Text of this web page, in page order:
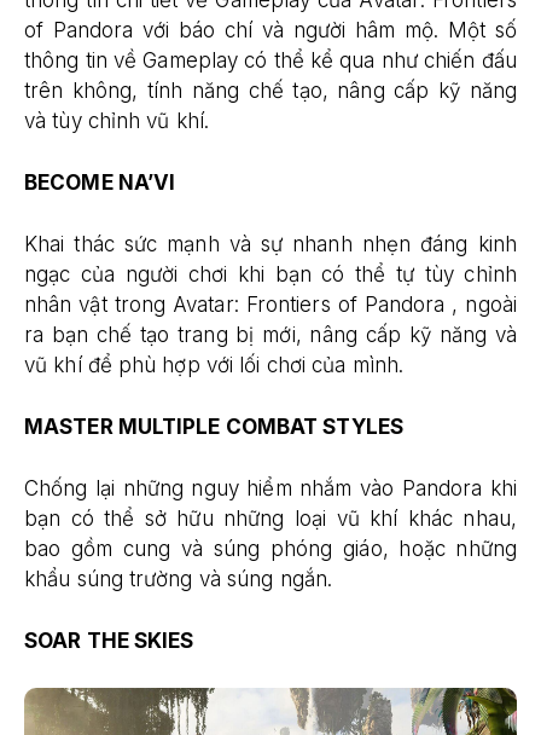
of Pandora với báo chí và người hâm mộ. Một số
thông tin về Gameplay có thể kể qua như chiến đấu
trên không, tính năng chế tạo, nâng cấp kỹ năng
và tùy chỉnh vũ khí.
BECOME NA’VI
Khai thác sức mạnh và sự nhanh nhẹn đáng kinh
ngạc của người chơi khi bạn có thể tự tùy chỉnh
nhân vật trong Avatar: Frontiers of Pandora , ngoài
ra bạn chế tạo trang bị mới, nâng cấp kỹ năng và
vũ khí để phù hợp với lối chơi của mình.
MASTER MULTIPLE COMBAT STYLES
Chống lại những nguy hiểm nhắm vào Pandora khi
bạn có thể sở hữu những loại vũ khí khác nhau,
bao gồm cung và súng phóng giáo, hoặc những
khẩu súng trường và súng ngắn.
SOAR THE SKIES